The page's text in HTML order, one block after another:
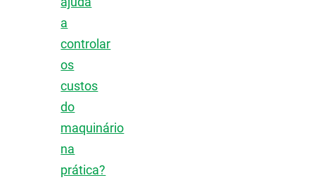
a
controlar
os
custos
do
maquinário
na
prática?